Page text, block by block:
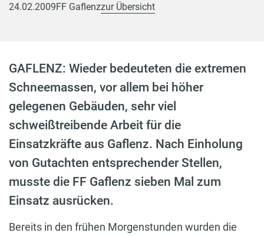
24.02.2009FF Gaflenzzur Übersicht
GAFLENZ: Wieder bedeuteten die extremen
Schneemassen, vor allem bei höher
gelegenen Gebäuden, sehr viel
schweißtreibende Arbeit für die
Einsatzkräfte aus Gaflenz. Nach Einholung
von Gutachten entsprechender Stellen,
musste die FF Gaflenz sieben Mal zum
Einsatz ausrücken.
Bereits in den frühen Morgenstunden wurden die